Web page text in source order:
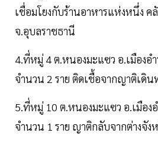
เชื่อมโยงกับร้านอาหารแห่งหนึ่ง
จ.อุบลราชธานี
4.ที่หมู่ 4 ต.หนองมะแซว อ.เมืองอ
จำนวน 2 ราย ติดเชื้อจากญาติเดิน
5.ที่หมู่ 10 ต.หนองมะแซว อ.เมือง
จำนวน 1 ราย ญาติกลับจากต่างจัง